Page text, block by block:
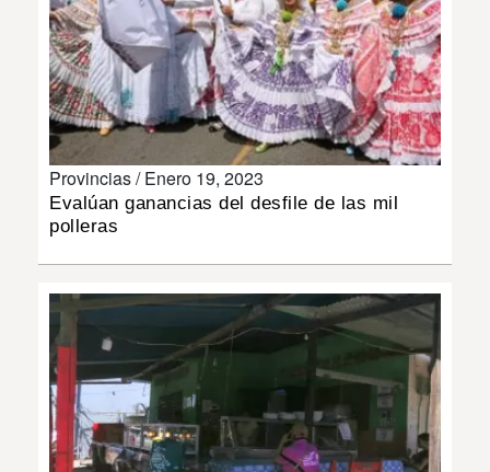
POLÍTICA
SHOW
DEPORTES
MUNDO
INSÓLITAS
MULTIMEDIA
IMPRESO
Provincias /Enero 19, 2023
Evalúan ganancias del desfile de las mil
polleras